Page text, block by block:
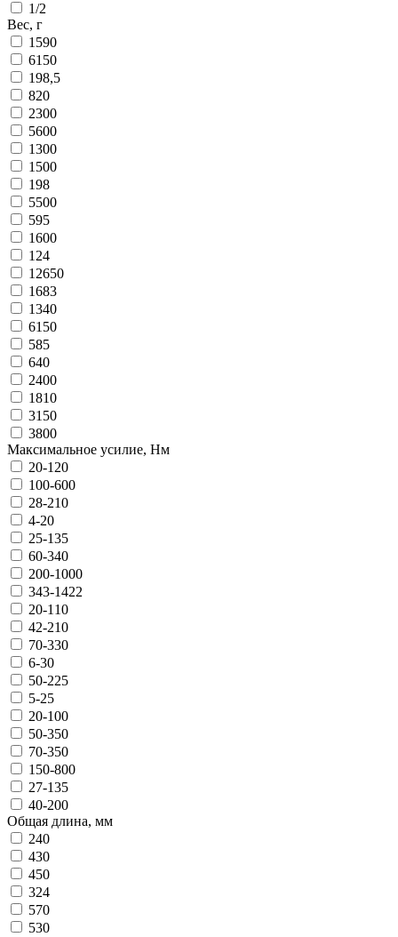
1/2
Вес, г
1590
6150
198,5
820
2300
5600
1300
1500
198
5500
595
1600
124
12650
1683
1340
6150
585
640
2400
1810
3150
3800
Максимальное усилие, Нм
20-120
100-600
28-210
4-20
25-135
60-340
200-1000
343-1422
20-110
42-210
70-330
6-30
50-225
5-25
20-100
50-350
70-350
150-800
27-135
40-200
Общая длина, мм
240
430
450
324
570
530